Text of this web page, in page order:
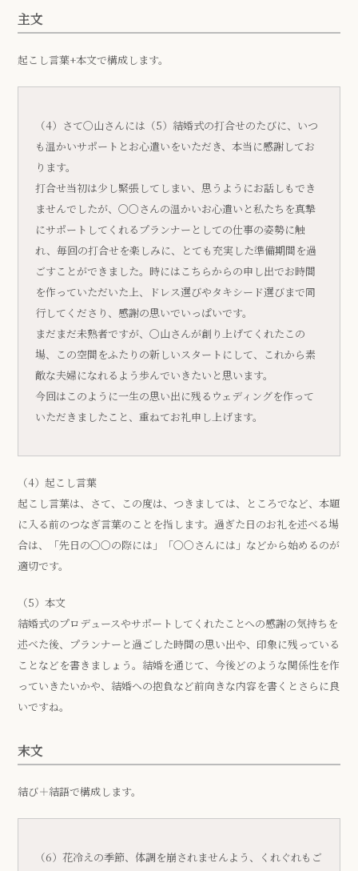
主文
起こし言葉+本文で構成します。
（4）さて〇山さんには（5）結婚式の打合せのたびに、いつ
も温かいサポートとお心遣いをいただき、本当に感謝してお
ります。
打合せ当初は少し緊張してしまい、思うようにお話しもでき
ませんでしたが、〇〇さんの温かいお心遣いと私たちを真摯
にサポートしてくれるプランナーとしての仕事の姿勢に触
れ、毎回の打合せを楽しみに、とても充実した準備期間を過
ごすことができました。時にはこちらからの申し出でお時間
を作っていただいた上、ドレス選びやタキシード選びまで同
行してくださり、感謝の思いでいっぱいです。
まだまだ未熟者ですが、〇山さんが創り上げてくれたこの
場、この空間をふたりの新しいスタートにして、これから素
敵な夫婦になれるよう歩んでいきたいと思います。
今回はこのように一生の思い出に残るウェディングを作って
いただきましたこと、重ねてお礼申し上げます。
（4）起こし言葉
起こし言葉は、さて、この度は、つきましては、ところでなど、本題
に入る前のつなぎ言葉のことを指します。過ぎた日のお礼を述べる場
合は、「先日の〇〇の際には」「〇〇さんには」などから始めるのが
適切です。
（5）本文
結婚式のプロデュースやサポートしてくれたことへの感謝の気持ちを
述べた後、プランナーと過ごした時間の思い出や、印象に残っている
ことなどを書きましょう。結婚を通じて、今後どのような関係性を作
っていきたいかや、結婚への抱負など前向きな内容を書くとさらに良
いですね。
末文
結び＋結語で構成します。
（6）花冷えの季節、体調を崩されませんよう、くれぐれもご